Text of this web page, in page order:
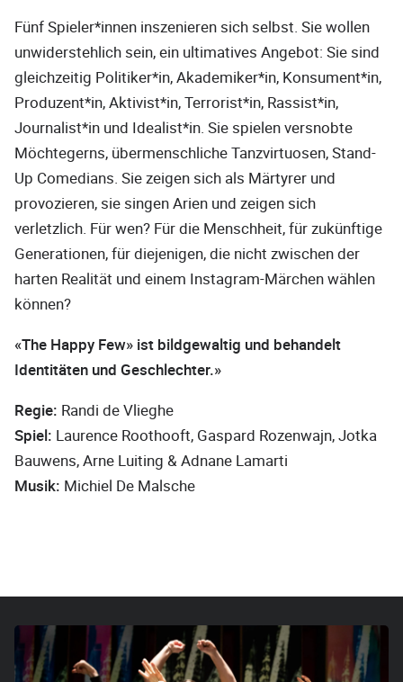
Fünf Spieler*innen inszenieren sich selbst. Sie wollen
unwiderstehlich sein, ein ultimatives Angebot: Sie sind
gleichzeitig Politiker*in, Akademiker*in, Konsument*in,
Produzent*in, Aktivist*in, Terrorist*in, Rassist*in,
Journalist*in und Idealist*in. Sie spielen versnobte
Möchtegerns, übermenschliche Tanzvirtuosen, Stand-
Up Comedians. Sie zeigen sich als Märtyrer und
provozieren, sie singen Arien und zeigen sich
verletzlich. Für wen? Für die Menschheit, für zukünftige
Generationen, für diejenigen, die nicht zwischen der
harten Realität und einem Instagram-Märchen wählen
können?
«The Happy Few» ist bildgewaltig und behandelt
Identitäten und Geschlechter.»
Regie: Randi de Vlieghe
Spiel: Laurence Roothooft, Gaspard Rozenwajn, Jotka
Bauwens, Arne Luiting & Adnane Lamarti
Musik: Michiel De Malsche